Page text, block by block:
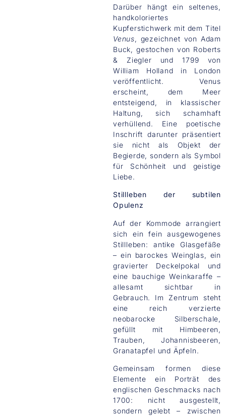
Darüber hängt ein seltenes,
handkoloriertes
Kupferstichwerk mit dem Titel
Venus, gezeichnet von Adam
Buck, gestochen von Roberts
& Ziegler und 1799 von
William Holland in London
veröffentlicht. Venus
erscheint, dem Meer
entsteigend, in klassischer
Haltung, sich schamhaft
verhüllend. Eine poetische
Inschrift darunter präsentiert
sie nicht als Objekt der
Begierde, sondern als Symbol
für Schönheit und geistige
Liebe.
Stillleben der subtilen
Opulenz
Auf der Kommode arrangiert
sich ein fein ausgewogenes
Stillleben: antike Glasgefäße
– ein barockes Weinglas, ein
gravierter Deckelpokal und
eine bauchige Weinkaraffe –
allesamt sichtbar in
Gebrauch. Im Zentrum steht
eine reich verzierte
neobarocke Silberschale,
gefüllt mit Himbeeren,
Trauben, Johannisbeeren,
Granatapfel und Äpfeln.
Gemeinsam formen diese
Elemente ein Porträt des
englischen Geschmacks nach
1700: nicht ausgestellt,
sondern gelebt – zwischen